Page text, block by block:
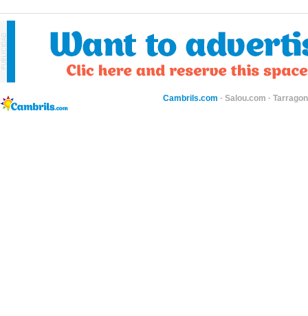
Cambrils.com · Salou.com ·